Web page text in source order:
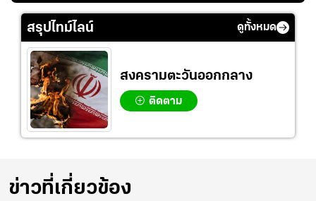
สมโภชฯ กันอย่าง
คึกคัก ก่อนเกมเริ่ม
2-3 ชั่วโมง
ใจหาย น้อยกว่านัดที่
ดาวรุ่ง "เจะฮานาฟี"
ในสีเสื้อช้างศึกชุด
สรุปไทม์ไลน์ ดูทั้งหมด
สงครามตะวันออกกลาง
ติดตาม
ข่าวที่เกี่ยวข้อง